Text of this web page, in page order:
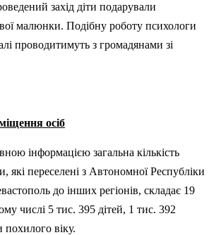
захід діти подарували
малюнки. Подібну роботу психологи
проводитимуть з громадянами зі
осіб
інформацією загальна кількість
які переселені з Автономної Республіки
до інших регіонів, складає 19
числі 5 тис. 395 дітей, 1 тис. 392
похилого віку.